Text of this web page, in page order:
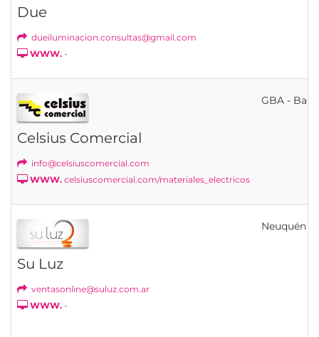
Due
dueiluminacion.consultas@gmail.com
WWW. -
Celsius Comercial
info@celsiuscomercial.com
WWW. celsiuscomercial.com/materiales_electricos
GBA -
Su Luz
ventasonline@suluz.com.ar
WWW. -
Neuquén